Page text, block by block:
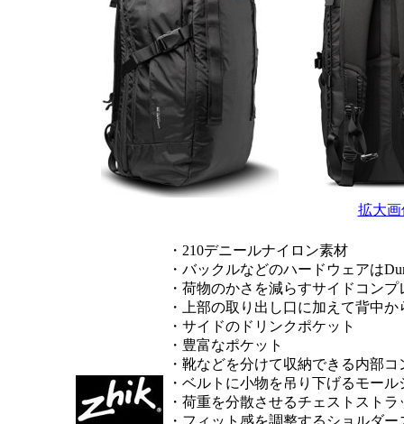
拡大画
・210デニールナイロン素材
・バックルなどのハードウェアは
・荷物のかさを減らすサイドコン
・上部の取り出し口に加えて背中
・サイドのドリンクポケット
・豊富なポケット
・靴などを分けて収納できる内部
・ベルトに小物を吊り下げるモー
・荷重を分散させるチェストストラ
・フィット感を調整するショルダ